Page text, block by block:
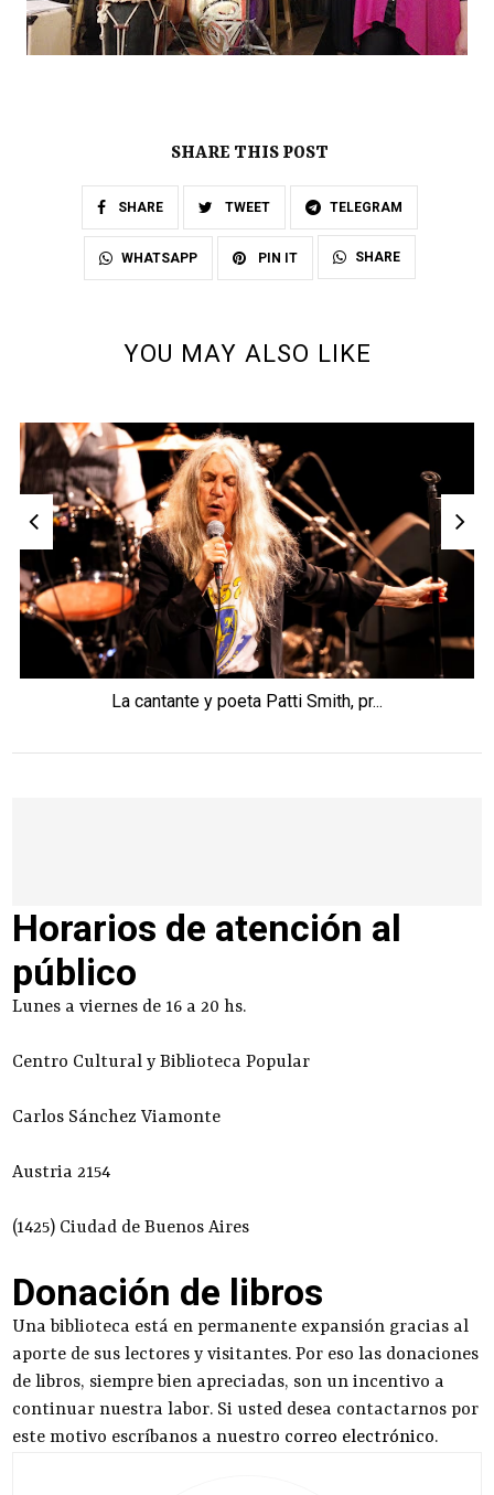
SHARE THIS POST
SHARE TWEET TELEGRAM
WHATSAPP PIN IT SHARE
YOU MAY ALSO LIKE
La cantante y poeta Patti Smith, pr...
Horarios de atención al
público
Lunes a viernes de 16 a 20 hs.
Centro Cultural y Biblioteca Popular
Carlos Sánchez Viamonte
Austria 2154
(1425) Ciudad de Buenos Aires
Donación de libros
Una biblioteca está en permanente expansión gracias al
aporte de sus lectores y visitantes. Por eso las donaciones
de libros, siempre bien apreciadas, son un incentivo a
continuar nuestra labor. Si usted desea contactarnos por
este motivo escríbanos a nuestro correo electrónico.